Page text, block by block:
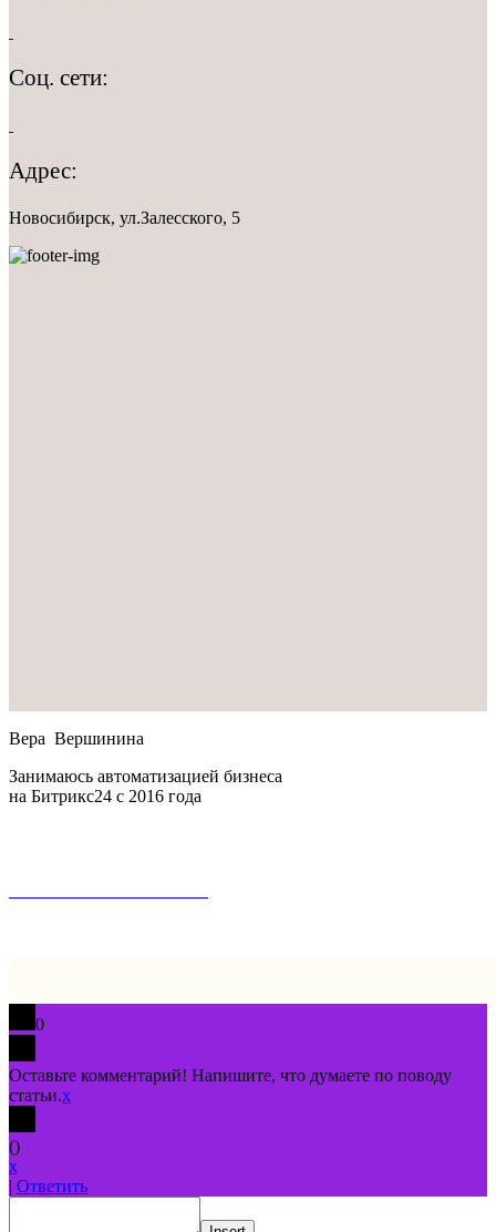
Соц. сети:
Адрес:
Новосибирск, ул.Залесского, 5
Вера Вершинина
Занимаюсь автоматизацией бизнеса
на Битрикс24 с 2016 года
0
Оставьте комментарий! Напишите, что думаете по поводу
статьи.x
()
x
| Ответить